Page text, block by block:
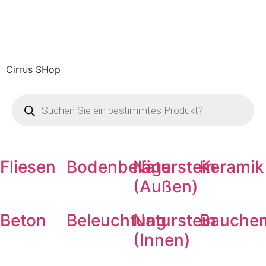
Cirrus SHop
Fliesen BodenbelägeNaturstein
(Außen)
Keramik
Beton BeleuchtungNaturstein
(Innen)